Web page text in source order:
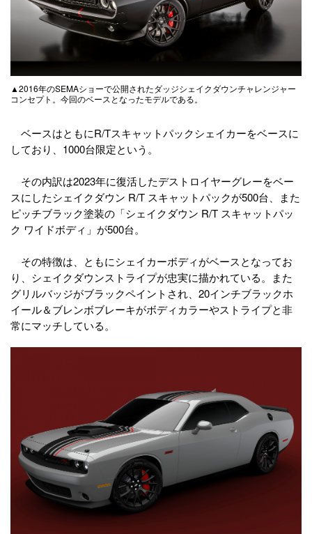
▲2016年のSEMAショーで公開されたダッジシェイクダウンチャレンジャー
コンセプト。今回のベースとなったモデルである。
ベースはともにR/Tスキャットパックシェイカーをベースに
しており、1000台限定という。
その内訳は2023年に復活したデストロイヤーグレーをベー
スにしたシェイクダウン R/T スキャットパックが500台、また
ピッチブラック塗装の「シェイクダウン R/T スキャットパッ
ク ワイドボディ」が500台。
その特徴は、ともにシェイカーボディがベースとなってお
り、シェイクダウンストライプが忠実に描かれている。また
グリルバッジがブラックペイントされ、20インチブラックホ
イール＆ブレンボブレーキがボディカラーやストライプと非
常にマッチしている。